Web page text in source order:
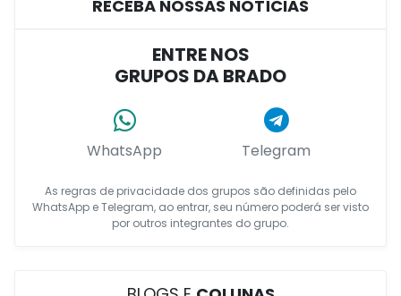
RECEBA NOSSAS NOTÍCIAS
ENTRE NOS
GRUPOS DA BRADO
WhatsApp Telegram
As regras de privacidade dos grupos são definidas pelo
WhatsApp e Telegram, ao entrar, seu número poderá ser visto
por outros integrantes do grupo.